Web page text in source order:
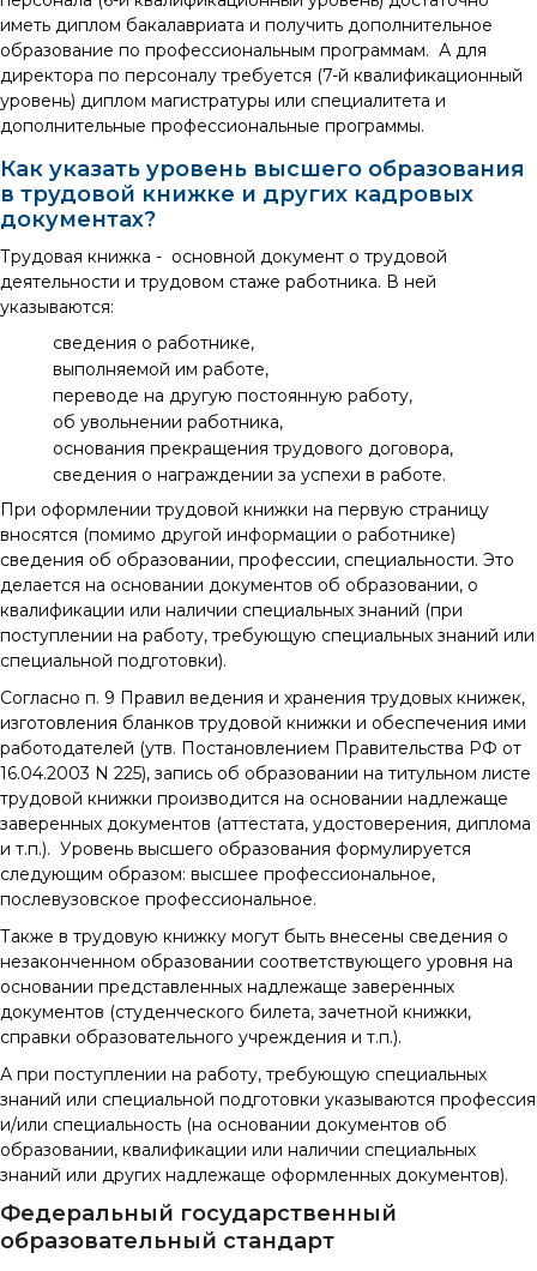
иметь диплом бакалавриата и получить дополнительное
образование по профессиональным программам. А для
директора по персоналу требуется (7-й квалификационный
уровень) диплом магистратуры или специалитета и
дополнительные профессиональные программы.
Как указать уровень высшего образования
в трудовой книжке и других кадровых
документах?
Трудовая книжка - основной документ о трудовой
деятельности и трудовом стаже работника. В ней
указываются:
сведения о работнике,
выполняемой им работе,
переводе на другую постоянную работу,
об увольнении работника,
основания прекращения трудового договора,
сведения о награждении за успехи в работе.
При оформлении трудовой книжки на первую страницу
вносятся (помимо другой информации о работнике)
сведения об образовании, профессии, специальности. Это
делается на основании документов об образовании, о
квалификации или наличии специальных знаний (при
поступлении на работу, требующую специальных знаний или
специальной подготовки).
Согласно п. 9 Правил ведения и хранения трудовых книжек,
изготовления бланков трудовой книжки и обеспечения ими
работодателей (утв. Постановлением Правительства РФ от
16.04.2003 N 225), запись об образовании на титульном листе
трудовой книжки производится на основании надлежаще
заверенных документов (аттестата, удостоверения, диплома
и т.п.). Уровень высшего образования формулируется
следующим образом: высшее профессиональное,
послевузовское профессиональное.
Также в трудовую книжку могут быть внесены сведения о
незаконченном образовании соответствующего уровня на
основании представленных надлежаще заверенных
документов (студенческого билета, зачетной книжки,
справки образовательного учреждения и т.п.).
А при поступлении на работу, требующую специальных
знаний или специальной подготовки указываются профессия
и/или специальность (на основании документов об
образовании, квалификации или наличии специальных
знаний или других надлежаще оформленных документов).
Федеральный государственный
образовательный стандарт